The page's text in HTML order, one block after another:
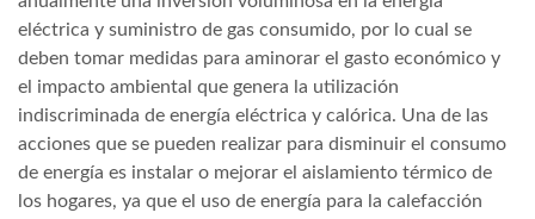
eléctrica y suministro de gas consumido, por lo cual se
deben tomar medidas para aminorar el gasto económico y
el impacto ambiental que genera la utilización
indiscriminada de energía eléctrica y calórica. Una de las
acciones que se pueden realizar para disminuir el consumo
de energía es instalar o mejorar el aislamiento térmico de
los hogares, ya que el uso de energía para la calefacción